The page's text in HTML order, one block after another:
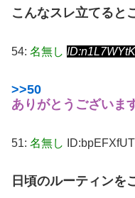
こんなスレ立てると
54: 名無し
>>50
ありがとうございま
51: 名無し
日頃のルーティンを